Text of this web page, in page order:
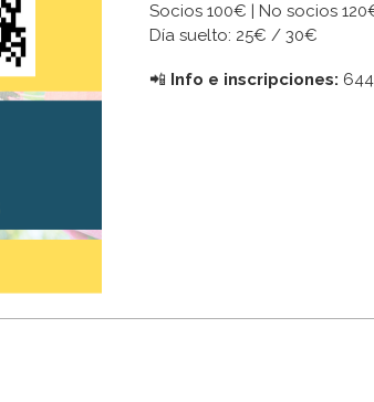
Socios 100€ | No socios
Día suelto: 25€ / 30€
📲 Info e inscripciones: